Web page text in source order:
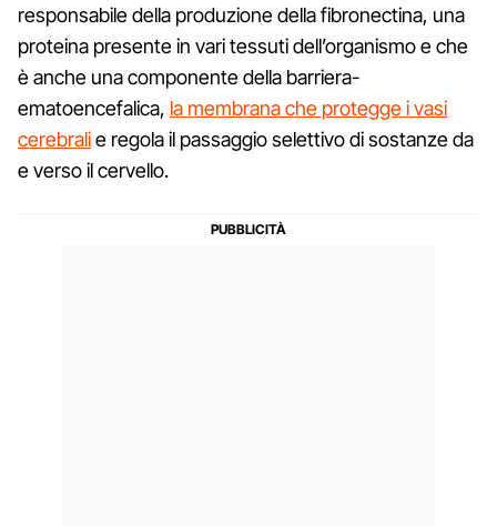
responsabile della produzione della fibronectina, una
proteina presente in vari tessuti dell’organismo e che
è anche una componente della barriera-
ematoencefalica, la membrana che protegge i vasi
cerebralie regola il passaggio selettivo di sostanze da
e verso il cervello.